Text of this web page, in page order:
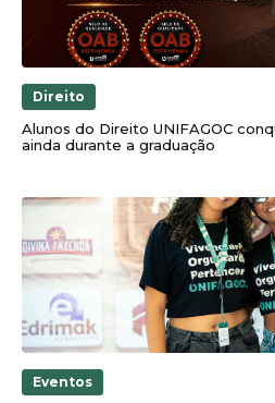
Direito
Alunos do Direito UNIFAGOC
ainda durante a graduação
Eventos